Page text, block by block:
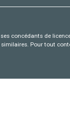
concédants de
Pour tout